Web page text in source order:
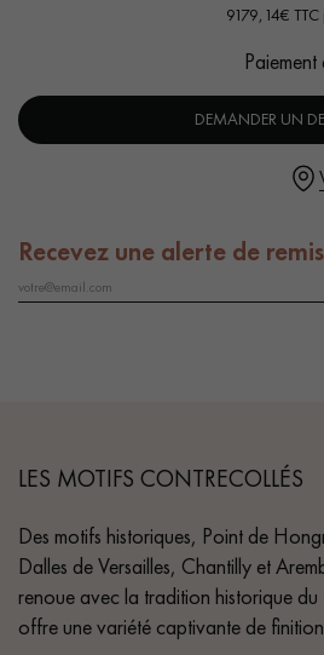
Un expert Décoplus
- Vielli par oxydation, Vernis mat à
- Choix Authentic - nœuds, gerces,
- Disponible dans d'autres formats
globalité / Disponible de suite.
9179,14€
DEMANDER UN
Recevez une alerte de
LES MOTIFS CONTRECOLLÉS
Des motifs historiques, Point de
Dalles de Versailles, Chantilly et
renoue avec la tradition historique
offre une variété captivante de